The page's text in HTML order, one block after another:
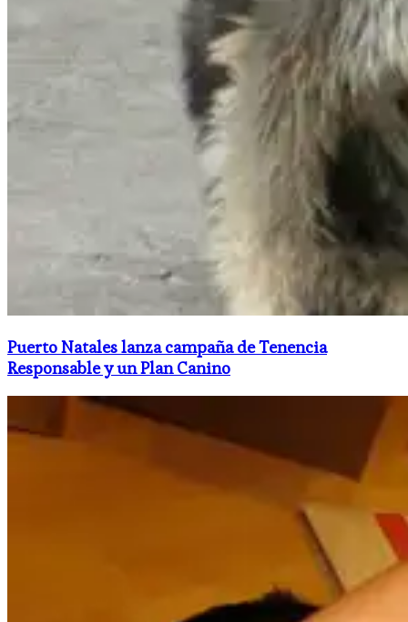
Puerto Natales lanza campaña de Tenencia
Responsable y un Plan Canino